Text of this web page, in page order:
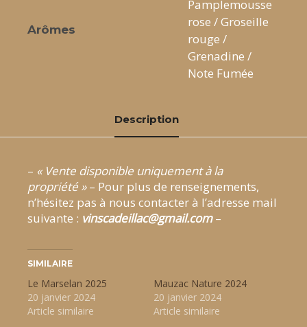
Arômes
Pamplemousse
rose / Groseille
rouge /
Grenadine /
Note Fumée
Description
– « Vente disponible uniquement à la
propriété »– Pour plus de renseignements,
n’hésitez pas à nous contacter à l’adresse mail
suivante : vinscadeillac@gmail.com–
SIMILAIRE
Le Marselan 2025
20 janvier 2024
Article similaire
Mauzac Nature 2024
20 janvier 2024
Article similaire